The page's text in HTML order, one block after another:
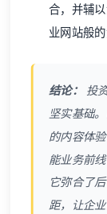
合，并辅
业网站般的
结论： 投
坚实基础
的内容体
能业务前
它弥合了
距，让企